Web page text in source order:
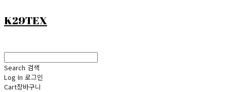
K29TEX
Search 검색
Log In 로그인
Cart장바구니